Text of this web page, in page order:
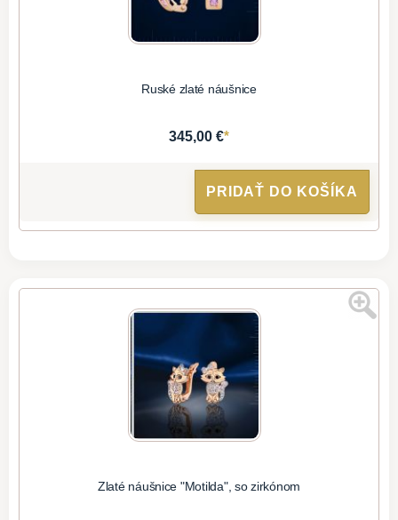
Ruské zlaté náušnice
345,00 €*
PRIDAŤ DO KOŠÍKA
Zlaté náušnice "Motilda", so zirkónom